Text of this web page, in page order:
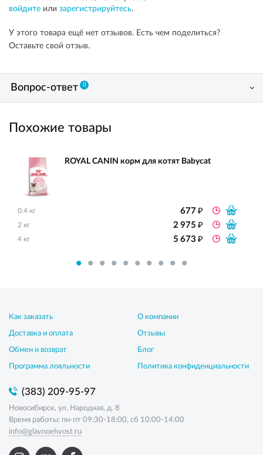
войдите или зарегистрируйтесь.
У этого товара ещё нет отзывов. Есть чем поделиться?
Оставьте свой отзыв.
Вопрос-ответ 0
Похожие товары
ROYAL CANIN корм для котят Babycat
0.4 кг 677₽
2 кг 2 975₽
4 кг 5 673₽
Как заказать
Доставка и оплата
Обмен и возврат
Программа лояльности
О компании
Отзывы
Блог
Политика конфиденциальности
(383) 209-95-97
Новосибирск, ул. Народная, д. 8
Время работы: пн-пт 09:30-18:00, сб 10:00-14:00
info@glavnoehvost.ru